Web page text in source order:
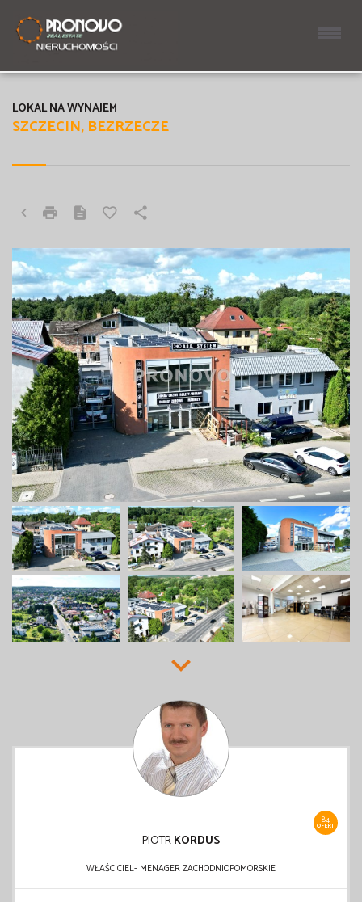
SZCZECIN, BEZRZECZE
LOKAL NA WYNAJEM
84
OFERT
PIOTRKORDUS
WŁAŚCICIEL- MENAGER ZACHODNIOPOMORSKIE